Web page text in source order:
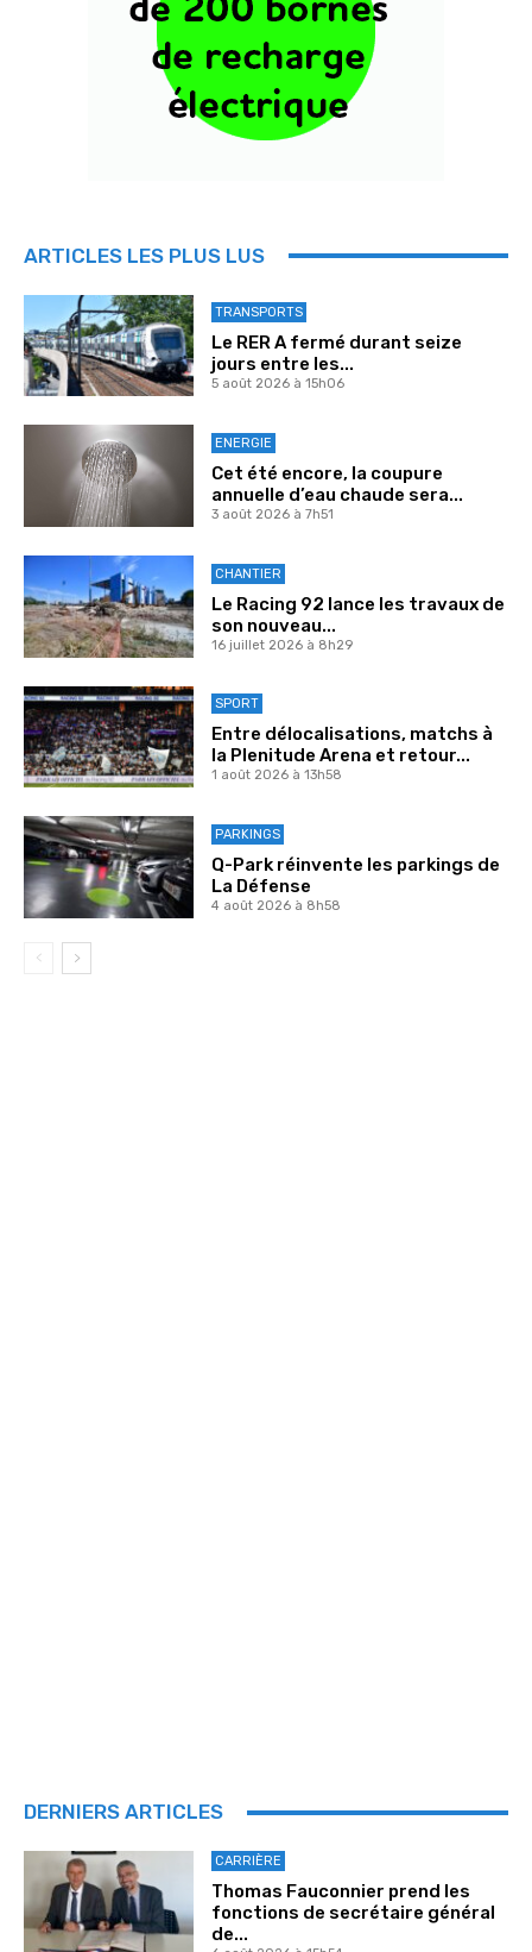
ARTICLES LES PLUS LUS
TRANSPORTS
Le RER A fermé durant seize
jours entre les...
5 août 2026 à 15h06
ENERGIE
Cet été encore, la coupure
annuelle d’eau chaude sera...
3 août 2026 à 7h51
CHANTIER
Le Racing 92 lance les travaux de
son nouveau...
16 juillet 2026 à 8h29
SPORT
Entre délocalisations, matchs à
la Plenitude Arena et retour...
1 août 2026 à 13h58
PARKINGS
Q-Park réinvente les parkings de
La Défense
4 août 2026 à 8h58
DERNIERS ARTICLES
CARRIÈRE
Thomas Fauconnier prend les
fonctions de secrétaire général
de...